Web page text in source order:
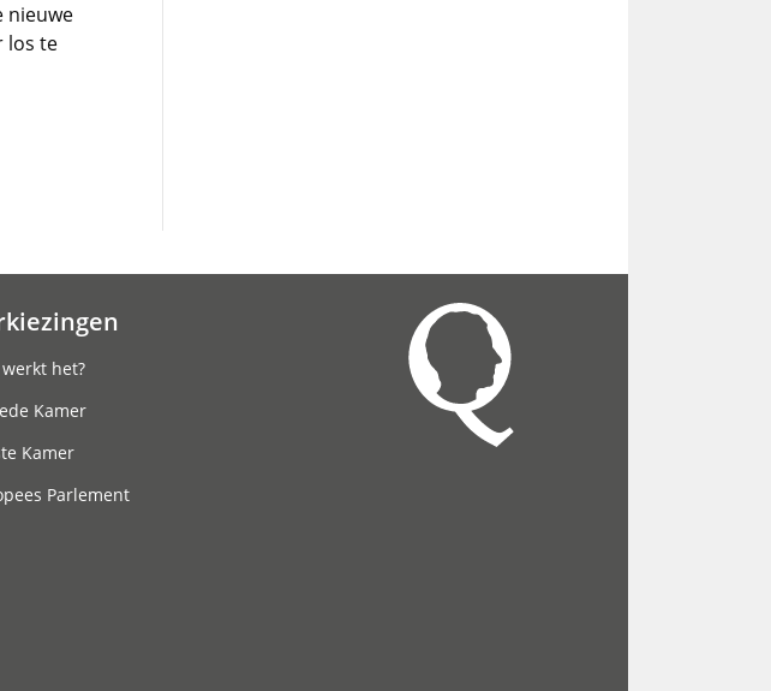
nieuwe
los te
werkt het?
Kamer
Kamer
Parlement